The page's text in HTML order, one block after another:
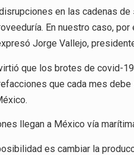
en las cadenas
En nuestro caso,
Jorge Vallejo,
que los brotes de covid-
que cada mes
llegan a México vía
es cambiar la